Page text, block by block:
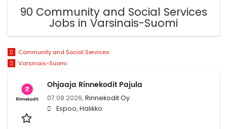
90 Community and Social Services
Jobs in Varsinais-Suomi
Community and Social Services
Varsinais-Suomi
Ohjaaja Rinnekodit Pajula
07.08.2026, Rinnekodit Oy
Espoo, Halikko